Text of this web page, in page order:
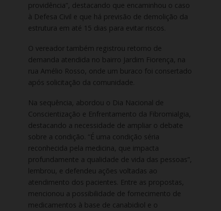
providência”, destacando que encaminhou o caso
à Defesa Civil e que há previsão de demolição da
estrutura em até 15 dias para evitar riscos.
O vereador também registrou retorno de
demanda atendida no bairro Jardim Fiorença, na
rua Amélio Rosso, onde um buraco foi consertado
após solicitação da comunidade.
Na sequência, abordou o Dia Nacional de
Conscientização e Enfrentamento da Fibromialgia,
destacando a necessidade de ampliar o debate
sobre a condição. “É uma condição séria
reconhecida pela medicina, que impacta
profundamente a qualidade de vida das pessoas”,
lembrou, e defendeu ações voltadas ao
atendimento dos pacientes. Entre as propostas,
mencionou a possibilidade de fornecimento de
medicamentos à base de canabidiol e o